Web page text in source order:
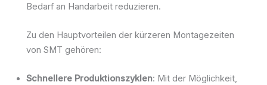
Bedarf an Handarbeit reduzieren.
Zu den Hauptvorteilen der kürzeren Montagezeiten
von SMT gehören:
Schnellere Produktionszyklen: Mit der Möglichkeit,